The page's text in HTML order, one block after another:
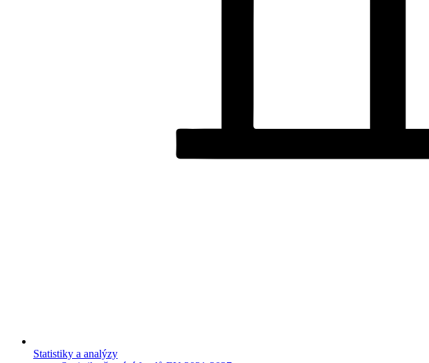
Statistiky a analýzy